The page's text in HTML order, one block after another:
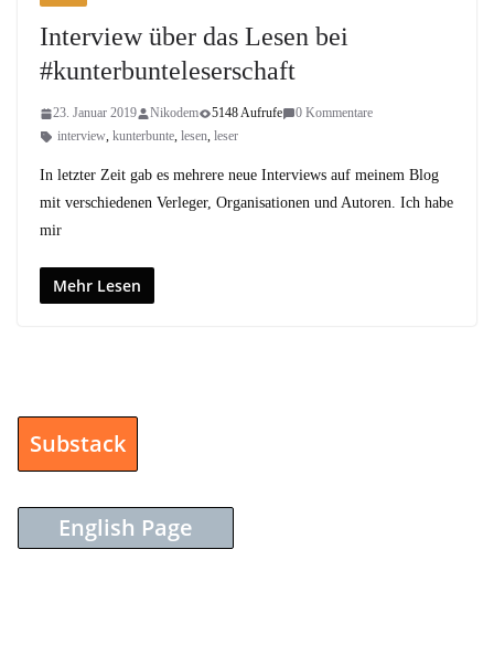
Interview über das Lesen bei
#kunterbunteleserschaft
23. Januar 2019 Nikodem 5148 Aufrufe
0 Kommentare
interview, kunterbunte, lesen, leser
In letzter Zeit gab es mehrere neue Interviews auf meinem Blog
mit verschiedenen Verleger, Organisationen und Autoren. Ich habe
mir
Mehr Lesen
Substack
English Page